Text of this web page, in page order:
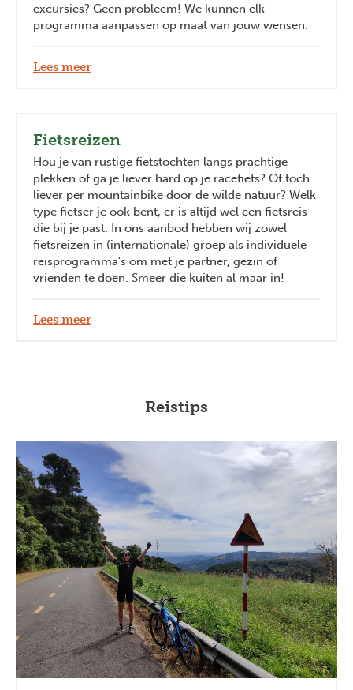
excursies? Geen probleem! We kunnen elk
programma aanpassen op maat van jouw wensen.
Lees meer
Fietsreizen
Hou je van rustige fietstochten langs prachtige
plekken of ga je liever hard op je racefiets? Of toch
liever per mountainbike door de wilde natuur? Welk
type fietser je ook bent, er is altijd wel een fietsreis
die bij je past. In ons aanbod hebben wij zowel
fietsreizen in (internationale) groep als individuele
reisprogramma's om met je partner, gezin of
vrienden te doen. Smeer die kuiten al maar in!
Lees meer
Reistips